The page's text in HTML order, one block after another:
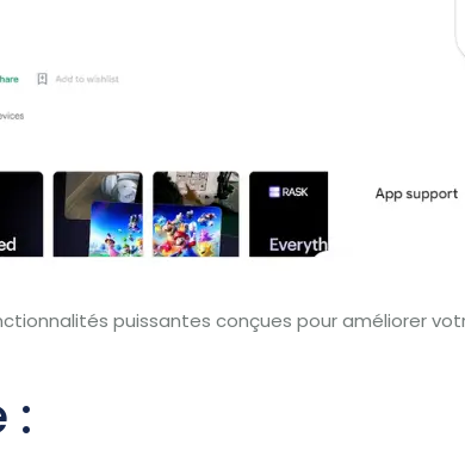
puissantes conçues pour améliorer
: